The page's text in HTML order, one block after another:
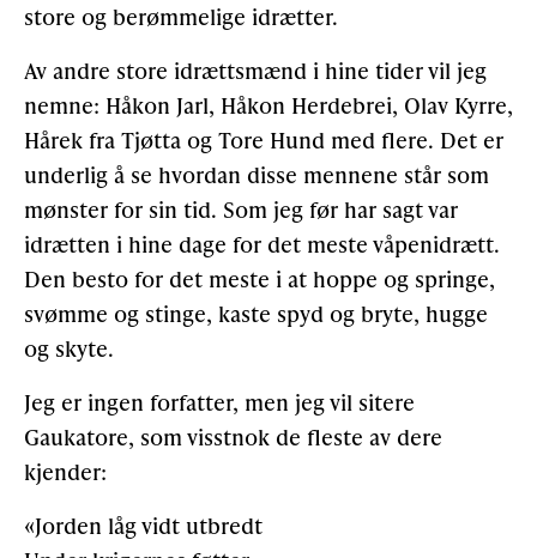
store og berømmelige idrætter.
Av andre store idrættsmænd i hine tider vil jeg
nemne: Håkon Jarl, Håkon Herdebrei, Olav Kyrre,
Hårek fra Tjøtta og Tore Hund med flere. Det er
underlig å se hvordan disse mennene står som
mønster for sin tid. Som jeg før har sagt var
idrætten i hine dage for det meste våpenidrætt.
Den besto for det meste i at hoppe og springe,
svømme og stinge, kaste spyd og bryte, hugge
og skyte.
Jeg er ingen forfatter, men jeg vil sitere
Gaukatore, som visstnok de fleste av dere
kjender:
«Jorden låg vidt utbredt